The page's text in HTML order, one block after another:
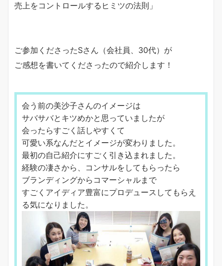
売上をコントロールするヒミツの法則」
ご参加くださったSさん（会社員、30代）が
ご感想を書いてくださったので紹介します！
会う前の美沙子さんのイメージは
サバサバとキツめかと思っていましたが
会ったらすごく話しやすくて
可愛い系なんだとイメージが変わりました。
最初の自己紹介にすごく引き込まれました。
経験の凄さから、コンサルをしてもらったら
ブランディングからコマーシャルまで
すごくアイディア豊富にプロデュースしてもらえ
る気になりました。